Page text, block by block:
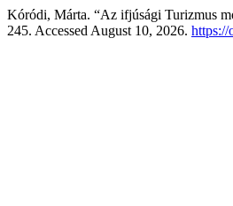
Kóródi, Márta. “Az ifjúsági Turizmus
245. Accessed August 10, 2026. https://